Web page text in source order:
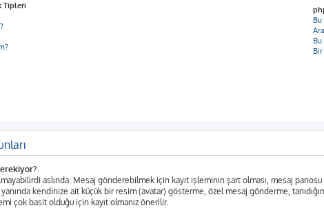
Tipleri
Bu
aslında. Mesaj gönderebilmek için kayıt işleminin şart olması, mesaj
kendinize ait küçük bir resim (avatar) gösterme, özel mesaj gönderme,
çok basit olduğu için kayıt olmanız önerilir.